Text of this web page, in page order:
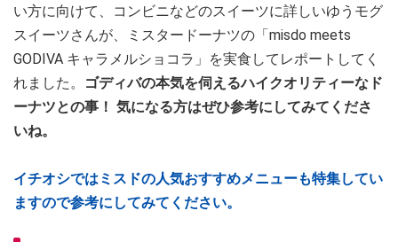
い方に向けて、コンビニなどのスイーツに詳しいゆうモグ
スイーツさんが、ミスタードーナツの「misdo meets
GODIVA キャラメルショコラ」を実食してレポートしてく
れました。
ゴディバの本気を伺えるハイクオリティーなド
ーナツとの事！ 気になる方はぜひ参考にしてみてくださ
いね。
イチオシではミスドの人気おすすめメニューも特集してい
ますので参考にしてみてください。